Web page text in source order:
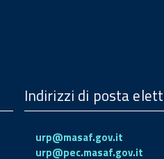
Indirizzi di posta
urp@masaf.gov.it
urp@pec.masaf.gov.it